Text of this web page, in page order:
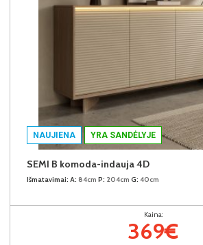
NAUJIENA YRA SANDĖLYJE
SEMI B komoda-indauja 4D
Išmatavimai: A: 84cm P: 204cm G: 40cm
Kaina:
369€